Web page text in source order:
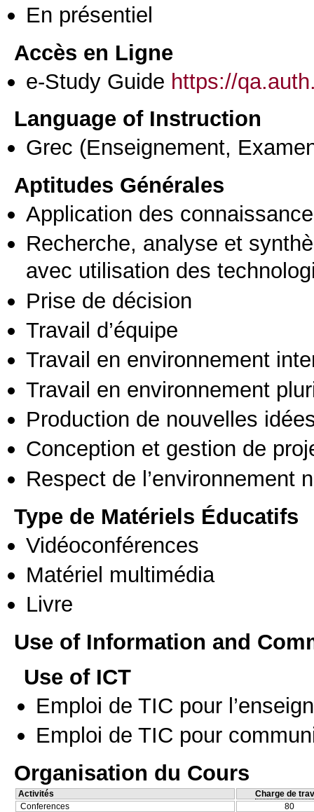
En présentiel
Accès en Ligne
e-Study Guide https://
Language of Instruction
Grec (Enseignement,
Aptitudes Générales
Application des
Recherche, analyse et
avec utilisation des
Prise de décision
Travail d’équipe
Travail en environnement
Travail en environnement
Production de nouvelles
Conception et gestion de
Respect de l’environnement
Type de Matériels Éducatifs
Vidéoconférences
Matériel multimédia
Livre
Use of Information and
Use of ICT
Emploi de TIC pour
Emploi de TIC pour
Organisation du Cours
Activités
Charge de
Conferences
80